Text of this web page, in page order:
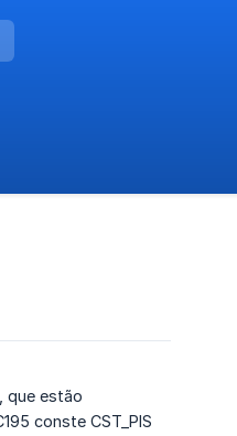
que estão
conste CST_PIS